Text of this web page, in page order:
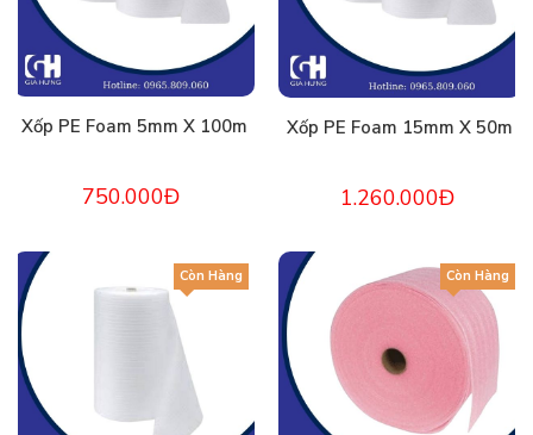
Xốp PE Foam 5mm X 100m
750.000Đ
Xốp PE Foam 15mm X 50m
1.260.000Đ
Còn Hàng Còn Hàng